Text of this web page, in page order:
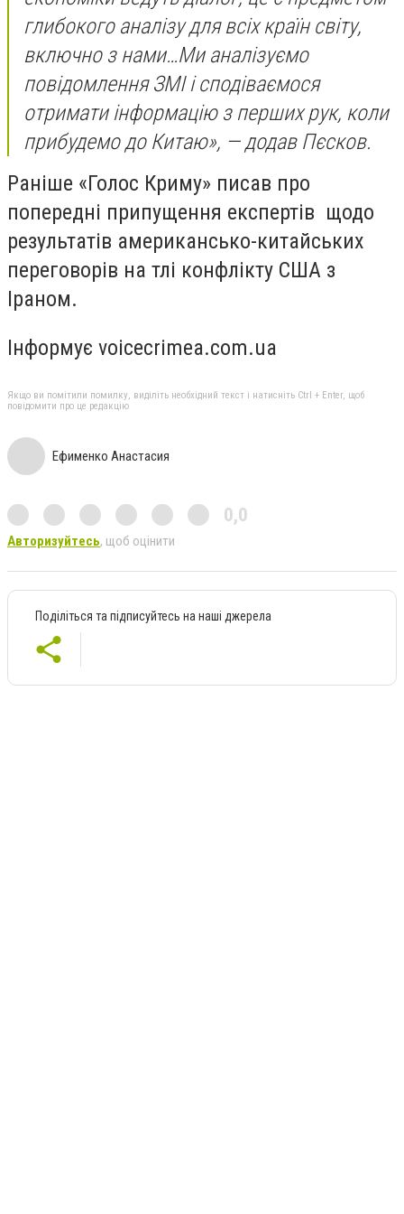
глибокого аналізу для всіх країн світу,
включно з нами…Ми аналізуємо
повідомлення ЗМІ і сподіваємося
отримати інформацію з перших рук, коли
прибудемо до Китаю», — додав Пєсков.
Раніше «Голос Криму» писав про
попередні припущення експертів щодо
результатів американсько-китайських
переговорів на тлі конфлікту США з
Іраном.
Інформує voicecrimea.com.ua
Якщо ви помітили помилку, виділіть необхідний текст і натисніть Ctrl + Enter, щоб
повідомити про це редакцію
Ефименко Анастасия
0,0
Авторизуйтесь, щоб оцінити
Поділіться та підписуйтесь на наші джерела